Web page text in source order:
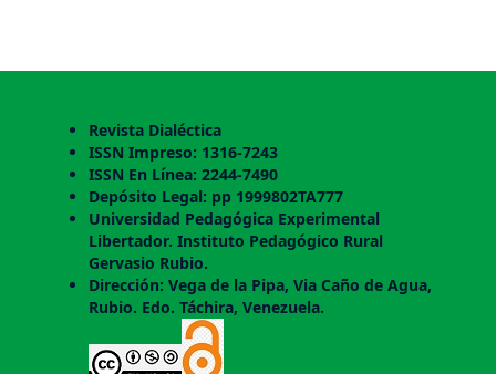
Revista Dialéctica
ISSN Impreso: 1316-7243
ISSN En Línea: 2244-7490
Depósito Legal: pp 1999802TA777
Universidad Pedagógica Experimental
Libertador. Instituto Pedagógico Rural
Gervasio Rubio.
Dirección: Vega de la Pipa, Via Caño de Agua,
Rubio. Edo. Táchira, Venezuela.